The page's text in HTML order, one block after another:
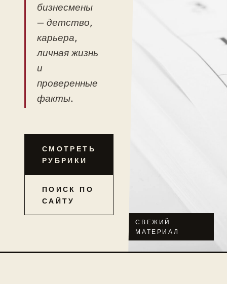
бизнесмены
— детство,
карьера,
личная жизнь
и
проверенные
факты.
СМОТРЕТЬ
РУБРИКИ
ПОИСК ПО
САЙТУ
СВЕЖИЙ
МАТЕРИАЛ